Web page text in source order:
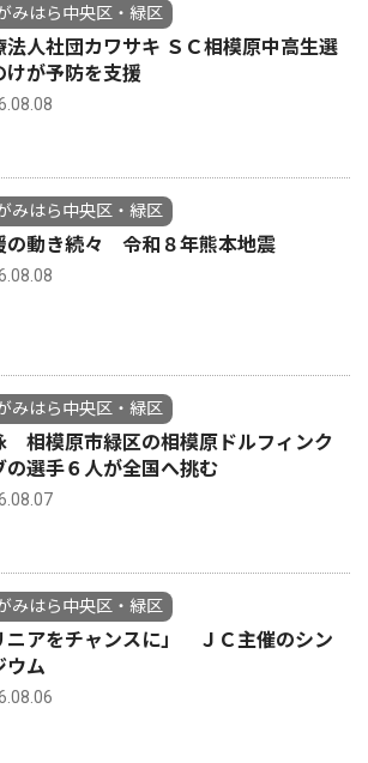
みはら中央区・緑区
法人社団カワサキ ＳＣ相模原中高生選
けが予防を支援
みはら中央区・緑区
の動き続々 令和８年熊本地震
みはら中央区・緑区
相模原市緑区の相模原ドルフィンク
の選手６人が全国へ挑む
みはら中央区・緑区
ニアをチャンスに」 ＪＣ主催のシン
ウム